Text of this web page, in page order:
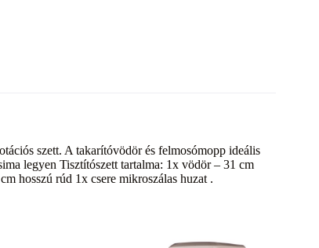
szett. A takarítóvödör és felmosómopp ideális
legyen Tisztítószett tartalma: 1x vödör – 31 cm
hosszú rúd 1x csere mikroszálas huzat .